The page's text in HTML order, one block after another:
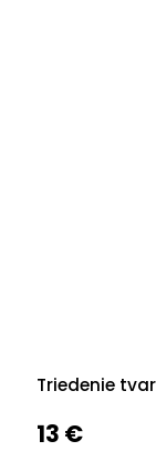
Triedenie
13 €